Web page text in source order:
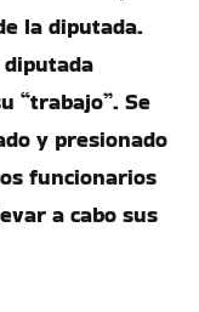
la diputada.
diputada
“trabajo”. Se
y presionado
funcionarios
a cabo sus